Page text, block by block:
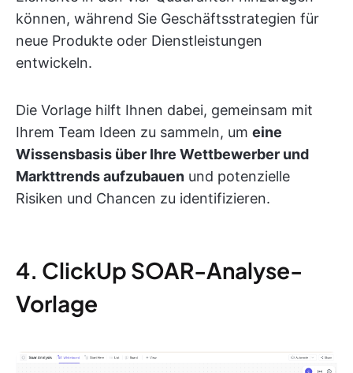
können, während Sie Geschäftsstrategien für
neue Produkte oder Dienstleistungen
entwickeln.
Die Vorlage hilft Ihnen dabei, gemeinsam mit
Ihrem Team Ideen zu sammeln, um eine
Wissensbasis über Ihre Wettbewerber und
Markttrends aufzubauen und potenzielle
Risiken und Chancen zu identifizieren.
4. ClickUp SOAR-Analyse-
Vorlage